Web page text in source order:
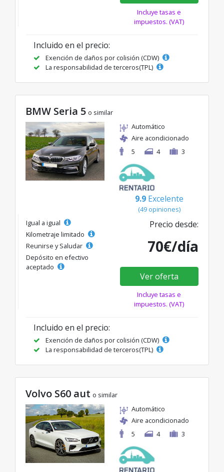
Incluye tasas e
impuestos. (VAT)
Incluido en el precio:
Exención de daños por colisión (CDW)
La responsabilidad de terceros(TPL)
BMW Seria 5 o similar
Automático
Aire acondicionado
5
4 3
9.9 Excelente
(49 opiniones)
Igual a igual
Kilometraje limitado
Reunirse y Saludar
Depósito en efectivo
aceptado
Precio desde:
70€/día
Ver oferta
Incluye tasas e
impuestos. (VAT)
Incluido en el precio:
Exención de daños por colisión (CDW)
La responsabilidad de terceros(TPL)
Volvo S60 aut o similar
Automático
Aire acondicionado
5
4 3